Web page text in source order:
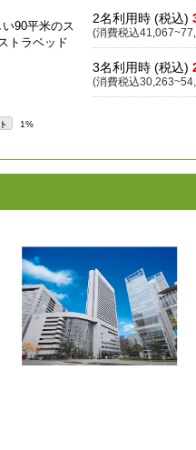
90平米のス
トラベッド
1%
2名利用時 (税込)
(消費税込
3名利用時 (税込)
(消費税込